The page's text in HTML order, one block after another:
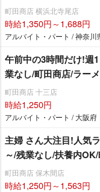
町田商店 横浜北寺尾店
時給1,350円～1,688円
アルバイト・パート / 神奈川
午前中の3時間だけ!週
業なし/町田商店/ラー
町田商店 十三店
時給1,250円
アルバイト・パート / 大阪府
主婦 さん大注目!人気
～/残業なし/扶養内
町田商店 保木間店
時給1,250円～1,563円